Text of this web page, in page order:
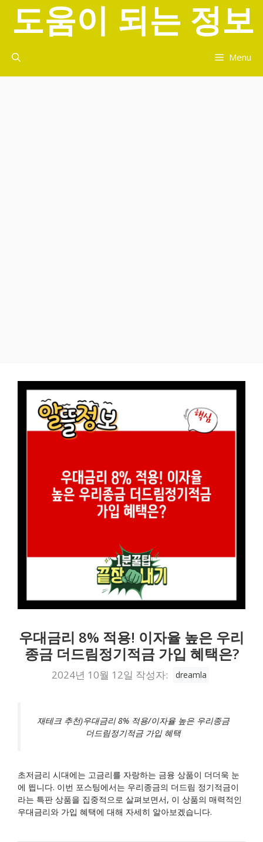
너
도움이 되는 정보
Menu
우대금리 8% 적용! 이자율 높은 우리
종금 더드림정기적금 가입 혜택은?
2024년 10월 12일 작성자: dreamla
재테크 추천)우대금리 8% 적용/이자율 높은 우리종금
더드림정기적금 가입 혜택
초저금리 시대에는 고금리를 자랑하는 금융 상품이 더더욱 눈
에 띕니다. 이번 포스팅에서는 우리종금의 더드림 정기적금이
라는 특판 상품을 집중적으로 살펴보면서, 이 상품의 매력적인
우대금리와 가입 혜택에 대해 자세히 알아보겠습니다.